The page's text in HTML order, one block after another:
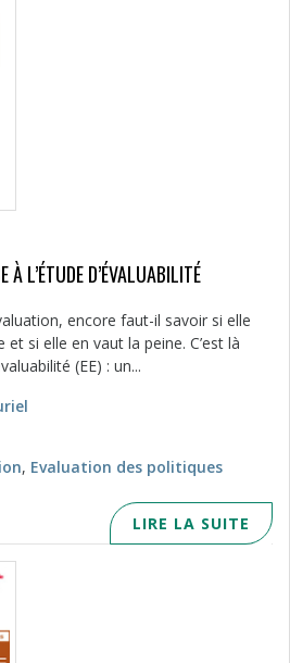
À L’ÉTUDE D’ÉVALUABILITÉ
encore faut-il savoir si elle
si elle en vaut la peine. C’est là
(EE) : un...
, Evaluation des politiques
LIRE LA SUITE